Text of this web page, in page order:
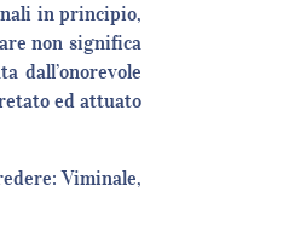
in principio,
non significa
dall’onorevole
ed attuato
Viminale,